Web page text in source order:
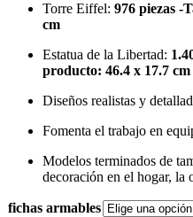
Torre Eiffel: 976 piezas -
cm
Estatua de la Libertad:
producto: 46.4 x 17.7 cm
Diseños realistas y
Fomenta el trabajo en
Modelos terminados de
decoración en el hogar, la
fichas armables